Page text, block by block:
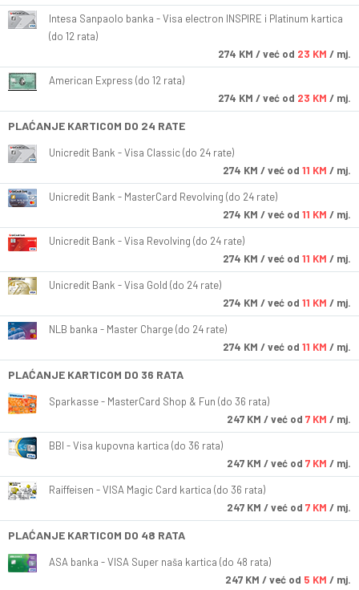
Intesa Sanpaolo banka - Visa electron INSPIRE i Platinum kartica
(do 12 rata)
274 KM / već od 23 KM / mj.
American Express (do 12 rata)
274 KM / već od 23 KM / mj.
PLAĆANJE KARTICOM DO 24 RATE
Unicredit Bank - Visa Classic (do 24 rate)
274 KM / već od 11 KM / mj.
Unicredit Bank - MasterCard Revolving (do 24 rate)
274 KM / već od 11 KM / mj.
Unicredit Bank - Visa Revolving (do 24 rate)
274 KM / već od 11 KM / mj.
Unicredit Bank - Visa Gold (do 24 rate)
274 KM / već od 11 KM / mj.
NLB banka - Master Charge (do 24 rate)
274 KM / već od 11 KM / mj.
PLAĆANJE KARTICOM DO 36 RATA
Sparkasse - MasterCard Shop & Fun (do 36 rata)
247 KM / već od 7 KM / mj.
BBI - Visa kupovna kartica (do 36 rata)
247 KM / već od 7 KM / mj.
Raiffeisen - VISA Magic Card kartica (do 36 rata)
247 KM / već od 7 KM / mj.
PLAĆANJE KARTICOM DO 48 RATA
ASA banka - VISA Super naša kartica (do 48 rata)
247 KM / već od 5 KM / mj.